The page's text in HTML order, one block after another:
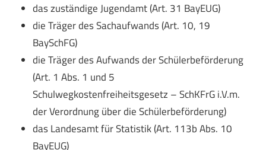
das zuständige Jugendamt (Art. 31 BayEUG)
die Träger des Sachaufwands (Art. 10, 19
BaySchFG)
die Träger des Aufwands der Schülerbeförderung
(Art. 1 Abs. 1 und 5
Schulwegkostenfreiheitsgesetz – SchKFrG i.V.m.
der Verordnung über die Schülerbeförderung)
das Landesamt für Statistik (Art. 113b Abs. 10
BayEUG)